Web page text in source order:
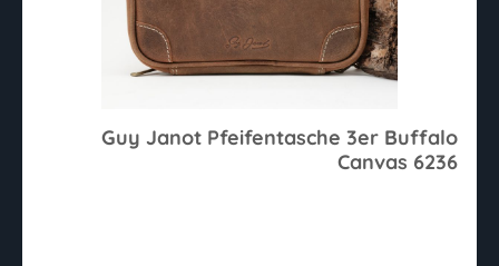
Guy Janot Pfeifentasche 3er Buffalo
Canvas 6236